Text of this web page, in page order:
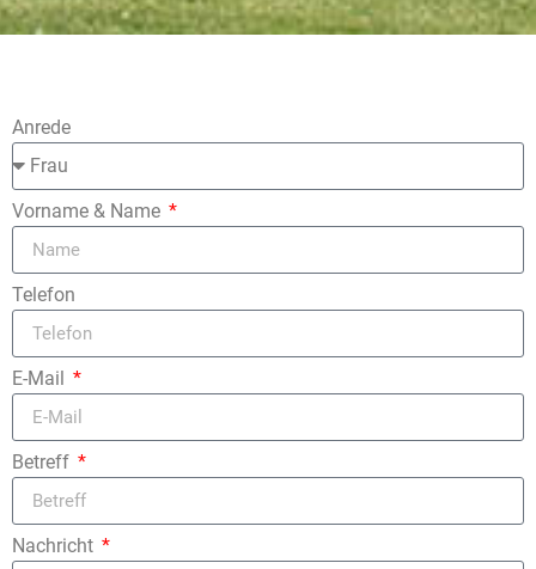
Anrede
Vorname & Name
Telefon
E-Mail
Betreff
Nachricht